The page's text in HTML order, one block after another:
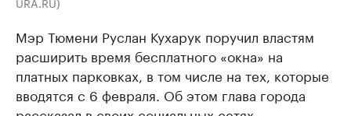
Мэр Тюмени Руслан Кухарук поручил властям
расширить время бесплатного «окна» на
платных парковках, в том числе на тех, которые
вводятся с 6 февраля. Об этом глава города